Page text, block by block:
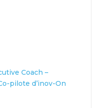
Coach –
pilote d’inov-On